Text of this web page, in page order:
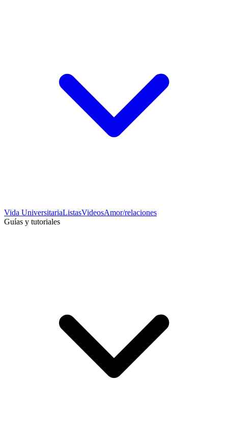
Vida UniversitariaListasVideosAmor/relaciones
Guías y tutoriales